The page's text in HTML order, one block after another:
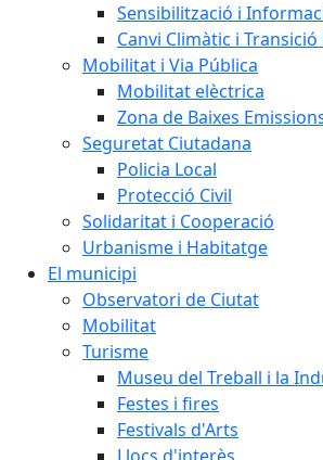
Sensibilització i
Canvi Climàtic i
Mobilitat i Via Pública
Mobilitat elèctrica
Zona de Baixes
Seguretat Ciutadana
Policia Local
Protecció Civil
Solidaritat i Cooperació
Urbanisme i Habitatge
El municipi
Observatori de Ciutat
Mobilitat
Turisme
Museu del Treball i la
Festes i fires
Festivals d'Arts